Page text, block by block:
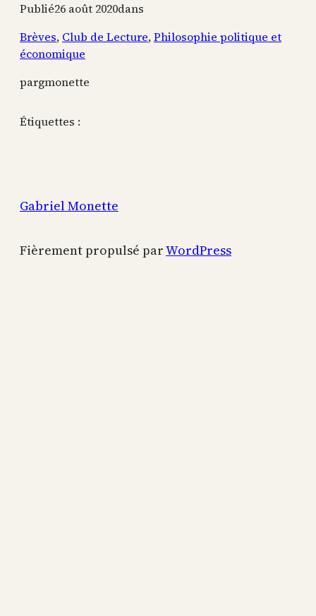
Publié26 août 2020dans
Brèves, Club de Lecture, Philosophie politique et
économique
pargmonette
Étiquettes :
Gabriel Monette
Fièrement propulsé parWordPress